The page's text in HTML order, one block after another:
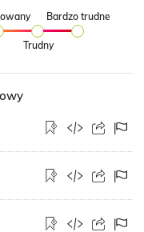
Trudny
Bardzo trudne